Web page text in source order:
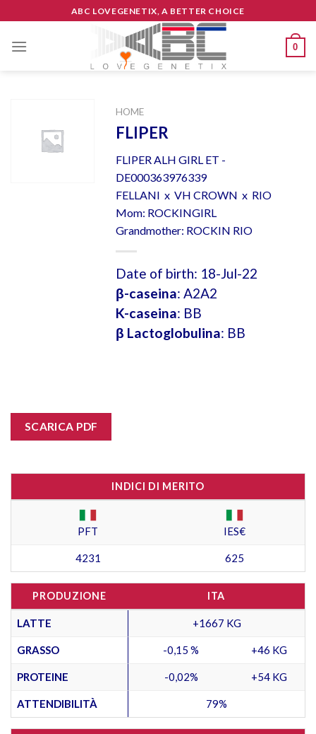
to
content
ABC LOVEGENETIX, A BETTER CHOICE
0
HOME
FLIPER
FLIPER ALH GIRL ET -
DE000363976339
FELLANI x VH CROWN x RIO
Mom: ROCKINGIRL
Grandmother: ROCKIN RIO
Date of birth: 18-Jul-22
β-caseina: A2A2
K-caseina: BB
β Lactoglobulina: BB
SCARICA PDF
INDICI DI MERITO
PFT IES€
4231 625
PRODUZIONE ITA
LATTE +1667 KG
GRASSO -0,15 % +46 KG
PROTEINE -0,02% +54 KG
ATTENDIBILITÀ 79%